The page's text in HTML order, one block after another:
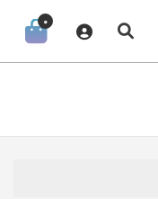
0